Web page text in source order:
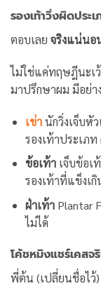
รองเท้าวิ่งผิดประ
ตอบเลย จริงแน่นอ
ไม่ใช่แค่ทฤษฎีนะเว้
มาปรึกษาผม มีอย่า
เข่านักวิ่งเจ็บหั
รองเท้าประเภท
ข้อเท้าเจ็บข้อเ
รองเท้าที่แข็งเกิ
ฝ่าเท้าPlantar
ไม่ได้
โค้ชหมิงแชร์เคสจริ
พี่ต้น (เปลี่ยนชื่อไว้)